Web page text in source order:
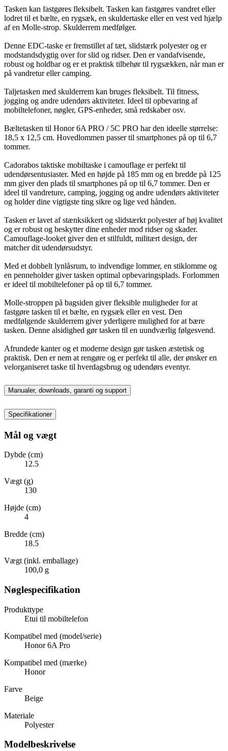
Tasken kan fastgøres fleksibelt. Tasken kan fastgøres vandret eller
lodret til et bælte, en rygsæk, en skuldertaske eller en vest ved hjælp
af en Molle-strop. Skulderrem medfølger.
Denne EDC-taske er fremstillet af tæt, slidstærk polyester og er
modstandsdygtig over for slid og ridser. Den er vandafvisende,
robust og holdbar og er et praktisk tilbehør til rygsækken, når man er
på vandretur eller camping.
Taljetasken med skulderrem kan bruges fleksibelt. Til fitness,
jogging og andre udendørs aktiviteter. Ideel til opbevaring af
mobiltelefoner, nøgler, GPS-enheder, små redskaber osv.
Bæltetasken til Honor 6A PRO / 5C PRO har den ideelle størrelse:
18,5 x 12,5 cm. Hovedlommen passer til smartphones på op til 6,7
tommer.
Cadorabos taktiske mobiltaske i camouflage er perfekt til
udendørsentusiaster. Med en højde på 185 mm og en bredde på 125
mm giver den plads til smartphones på op til 6,7 tommer. Den er
ideel til vandreture, camping, jogging og andre udendørs aktiviteter
og holder dine vigtigste ting sikre og lige ved hånden.
Tasken er lavet af stænksikkert og slidstærkt polyester af høj kvalitet
og er robust og beskytter dine enheder mod ridser og skader.
Camouflage-looket giver den et stilfuldt, militært design, der
matcher dit udendørsudstyr.
Med et dobbelt lynlåsrum, to indvendige lommer, en stiklomme og
en penneholder giver tasken optimal opbevaringsplads. Forlommen
er ideel til mobiltelefoner på op til 6,7 tommer.
Molle-stroppen på bagsiden giver fleksible muligheder for at
fastgøre tasken til et bælte, en rygsæk eller en vest. Den
medfølgende skulderrem giver yderligere mulighed for at bære
tasken. Denne alsidighed gør tasken til en uundværlig følgesvend.
Afrundede kanter og et moderne design gør tasken æstetisk og
praktisk. Den er nem at rengøre og er perfekt til alle, der ønsker en
velorganiseret taske til hverdagsbrug og udendørs eventyr.
Manualer, downloads, garanti og support
Specifikationer
Mål og vægt
Dybde (cm)
12.5
Vægt (g)
130
Højde (cm)
4
Bredde (cm)
18.5
Vægt (inkl. emballage)
100,0 g
Nøglespecifikation
Produkttype
Etui til mobiltelefon
Kompatibel med (model/serie)
Honor 6A Pro
Kompatibel med (mærke)
Honor
Farve
Beige
Materiale
Polyester
Modelbeskrivelse